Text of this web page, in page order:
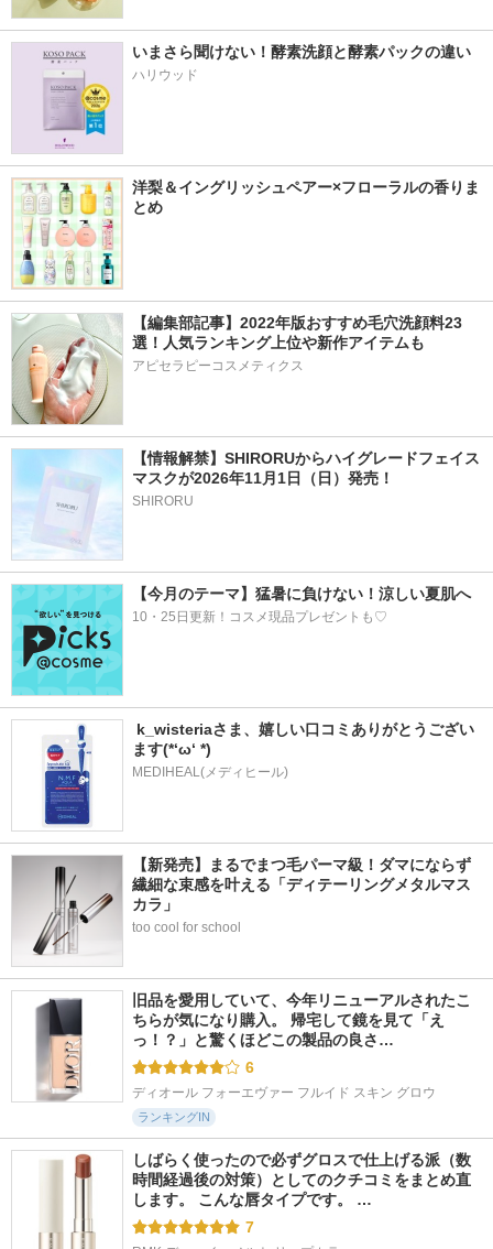
いまさら聞けない！酵素洗顔と酵素パックの違い
ハリウッド
洋梨＆イングリッシュペアー×フローラルの香りま
とめ
【編集部記事】2022年版おすすめ毛穴洗顔料23
選！人気ランキング上位や新作アイテムも
アピセラピーコスメティクス
【情報解禁】SHIRORUからハイグレードフェイス
マスクが2026年11月1日（日）発売！
SHIRORU
【今月のテーマ】猛暑に負けない！涼しい夏肌へ
10・25日更新！コスメ現品プレゼントも♡
k_wisteriaさま、嬉しい口コミありがとうござい
ます(*‘ω‘ *)
MEDIHEAL(メディヒール)
【新発売】まるでまつ毛パーマ級！ダマにならず
繊細な束感を叶える「ディテーリングメタルマス
カラ」
too cool for school
旧品を愛用していて、今年リニューアルされたこ
ちらが気になり購入。 帰宅して鏡を見て「え
っ！？」と驚くほどこの製品の良さ…
6
ディオール フォーエヴァー フルイド スキン グロウ
ランキングIN
しばらく使ったので必ずグロスで仕上げる派（数
時間経過後の対策）としてのクチコミをまとめ直
します。 こんな唇タイプです。 …
7